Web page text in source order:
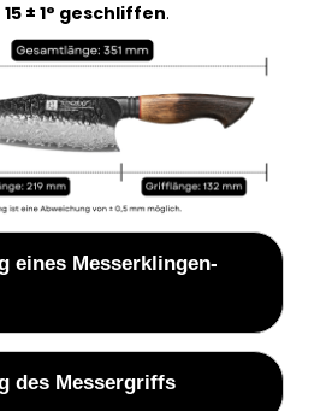
eines Messerklingen-
des Messergriffs